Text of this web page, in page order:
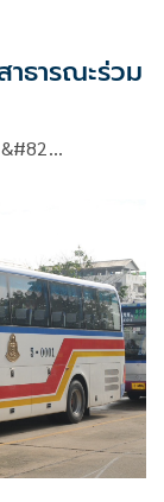
ธารณะร่วม